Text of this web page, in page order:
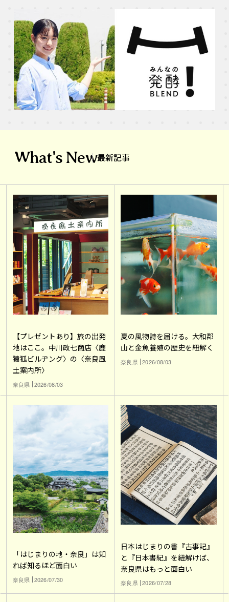
What's New最新記事
【プレゼントあり】旅の出発
地はここ。中川政七商店〈鹿
猿狐ビルヂング〉の〈奈良風
土案内所〉
奈良県 2026/08/03
夏の風物詩を届ける。大和郡
山と金魚養殖の歴史を紐解く
奈良県 2026/08/03
「はじまりの地・奈良」は知
れば知るほど面白い
奈良県 2026/07/30
日本はじまりの書『古事記』
と『日本書紀』を紐解けば、
奈良県はもっと面白い
奈良県 2026/07/28